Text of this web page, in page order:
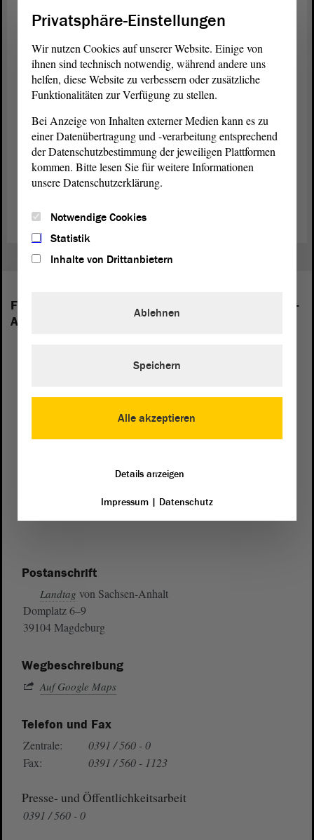
Lehrer gibt, kann das Land auch keine einstellen.
Für die Grünen ist das Thema Bildung momentan am wichtigsten.
Olaf Meister (BÜNDNIS 90/DIE GRÜNEN)mahnt, die Politiker
müssten gut darüber nachdenken, wofür sie das kleine „Geld-Plus“
einsetzen wollen. DieOppositionermahnte er, etwas realistischer zu
Im Anschluss an dieDebattehaben die Abgeordneten beschlossen,
imAusschussfür Finanzen weiter über das Thema zu beraten und
dann zu entscheiden.
Folgende Fraktionen sind im Landtag von Sachsen-
Anhalt vertreten:
Postanschrift
Landtag von Sachsen-Anhalt
Domplatz 6–9
39104 Magdeburg
Wegbeschreibung
Auf Google Maps
Telefon und Fax
Zentrale:
0391 / 560 - 0
Fax:
0391 / 560 - 1123
Presse- und Öffentlichkeitsarbeit
0391 / 560 - 0
Privatsphäre-Einstellungen
Wir nutzen Cookies auf unserer Website. Einige von
ihnen sind technisch notwendig, während andere uns
helfen, diese Website zu verbessern oder zusätzliche
Funktionalitäten zur Verfügung zu stellen.
Bei Anzeige von Inhalten externer Medien kann es zu
einer Datenübertragung und -verarbeitung entsprechend
der Datenschutzbestimmung der jeweiligen Plattformen
kommen. Bitte lesen Sie für weitere Informationen
unsere Datenschutzerklärung.
Notwendige Cookies
Statistik
Inhalte von Drittanbietern
Alle akzeptieren
Ablehnen
Speichern
Details anzeigen
Impressum| Datenschutz